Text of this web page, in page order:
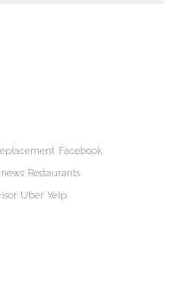
Facebook
news Restaurants
Uber Yelp